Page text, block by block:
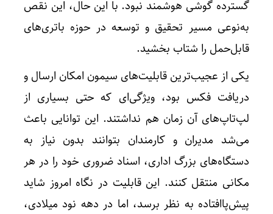
گسترده گوشی هوشمند نبود. با این حال، این نقص
به‌نوعی مسیر تحقیق و توسعه در حوزه باتری‌های
قابل‌حمل را شتاب بخشید.
یکی از عجیب‌ترین قابلیت‌های سیمون امکان ارسال و
دریافت فکس بود، ویژگی‌ای که حتی بسیاری از
لپ‌تاپ‌های آن زمان هم نداشتند. این توانایی باعث
می‌شد مدیران و کارمندان بتوانند بدون نیاز به
دستگاه‌های بزرگ اداری، اسناد ضروری خود را در هر
مکانی منتقل کنند. این قابلیت در نگاه امروز شاید
پیش‌پاافتاده به نظر برسد، اما در دهه نود میلادی،